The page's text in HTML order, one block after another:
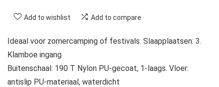
Add to wishlist Add to compare
Ideaal voor zomercamping of festivals. Slaapplaatsen: 3.
Klamboe ingang
Buitenschaal: 190 T Nylon PU-gecoat, 1-laags. Vloer:
antislip PU-materiaal, waterdicht